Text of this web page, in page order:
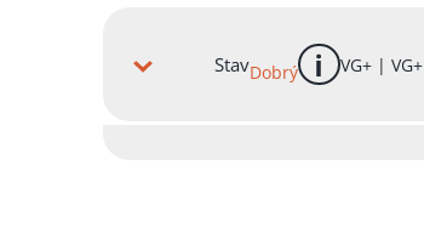
StavDobrý více informací
VG+ | VG+